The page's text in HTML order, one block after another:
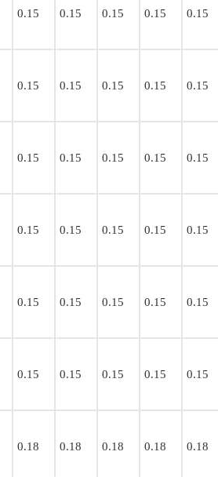
0.15 0.15 0.15 0.15 0.15
0.15 0.15 0.15 0.15 0.15
0.15 0.15 0.15 0.15 0.15
0.15 0.15 0.15 0.15 0.15
0.15 0.15 0.15 0.15 0.15
0.15 0.15 0.15 0.15 0.15
0.18 0.18 0.18 0.18 0.18